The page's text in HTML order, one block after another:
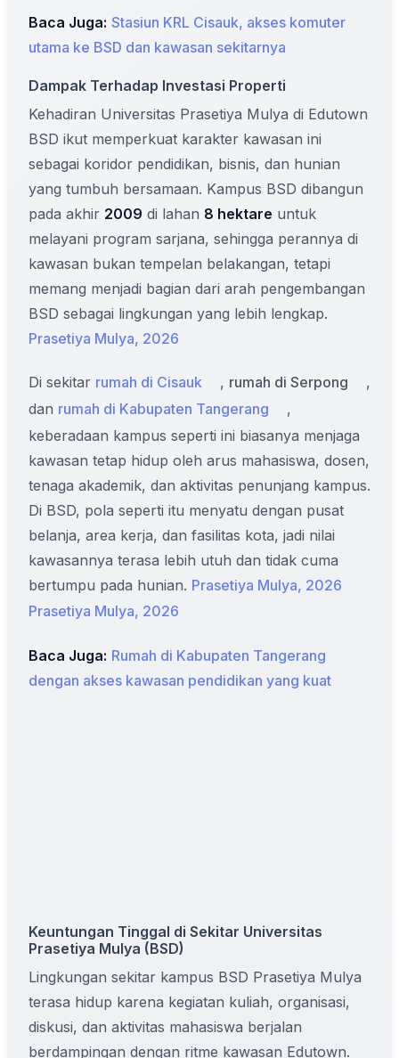
Baca Juga: Stasiun KRL Cisauk, akses komuter
utama ke BSD dan kawasan sekitarnya
Dampak Terhadap Investasi Properti
Kehadiran Universitas Prasetiya Mulya di Edutown
BSD ikut memperkuat karakter kawasan ini
sebagai koridor pendidikan, bisnis, dan hunian
yang tumbuh bersamaan. Kampus BSD dibangun
pada akhir 2009 di lahan 8 hektare untuk
melayani program sarjana, sehingga perannya di
kawasan bukan tempelan belakangan, tetapi
memang menjadi bagian dari arah pengembangan
BSD sebagai lingkungan yang lebih lengkap.
Prasetiya Mulya, 2026
Di sekitar rumah di Cisauk , rumah di Serpong
,
dan rumah di Kabupaten Tangerang
,
keberadaan kampus seperti ini biasanya menjaga
kawasan tetap hidup oleh arus mahasiswa, dosen,
tenaga akademik, dan aktivitas penunjang kampus.
Di BSD, pola seperti itu menyatu dengan pusat
belanja, area kerja, dan fasilitas kota, jadi nilai
kawasannya terasa lebih utuh dan tidak cuma
bertumpu pada hunian. Prasetiya Mulya, 2026
Prasetiya Mulya, 2026
Baca Juga: Rumah di Kabupaten Tangerang
dengan akses kawasan pendidikan yang kuat
Keuntungan Tinggal di Sekitar Universitas
Prasetiya Mulya (BSD)
Lingkungan sekitar kampus BSD Prasetiya Mulya
terasa hidup karena kegiatan kuliah, organisasi,
diskusi, dan aktivitas mahasiswa berjalan
berdampingan dengan ritme kawasan Edutown.